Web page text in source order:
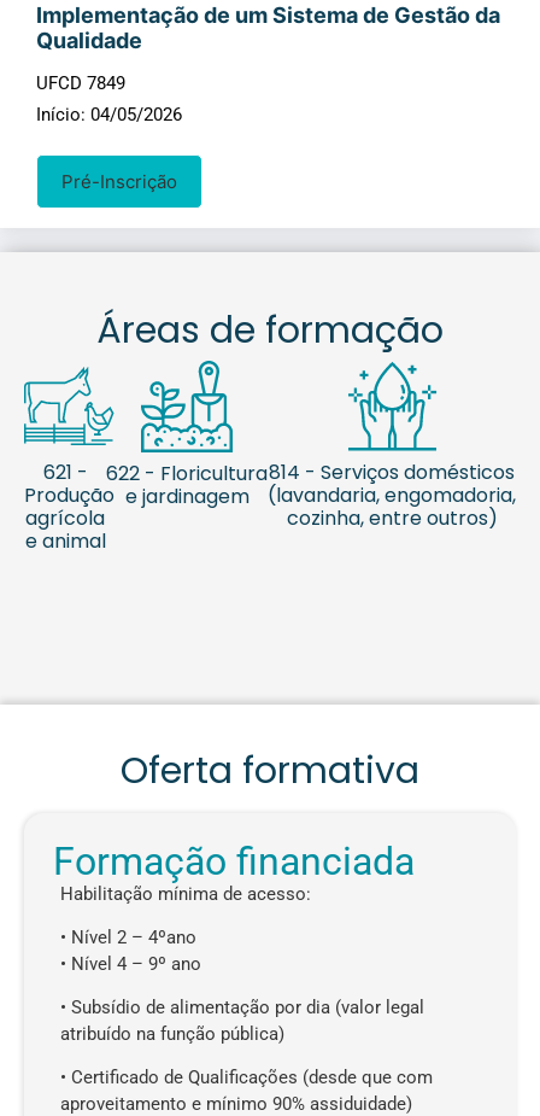
Implementação de um Sistema de Gestão da
Qualidade
UFCD 7849
Início: 04/05/2026
Pré-Inscrição
Áreas de formação
621 -
Produção
agrícola
e animal
622 - Floricultura
e jardinagem
814 - Serviços domésticos
(lavandaria, engomadoria,
cozinha, entre outros)
Oferta formativa
Formação financiada
Habilitação mínima de acesso:
• Nível 2 – 4ºano
• Nível 4 – 9º ano
• Subsídio de alimentação por dia (valor legal
atribuído na função pública)
• Certificado de Qualificações (desde que com
aproveitamento e mínimo 90% assiduidade)